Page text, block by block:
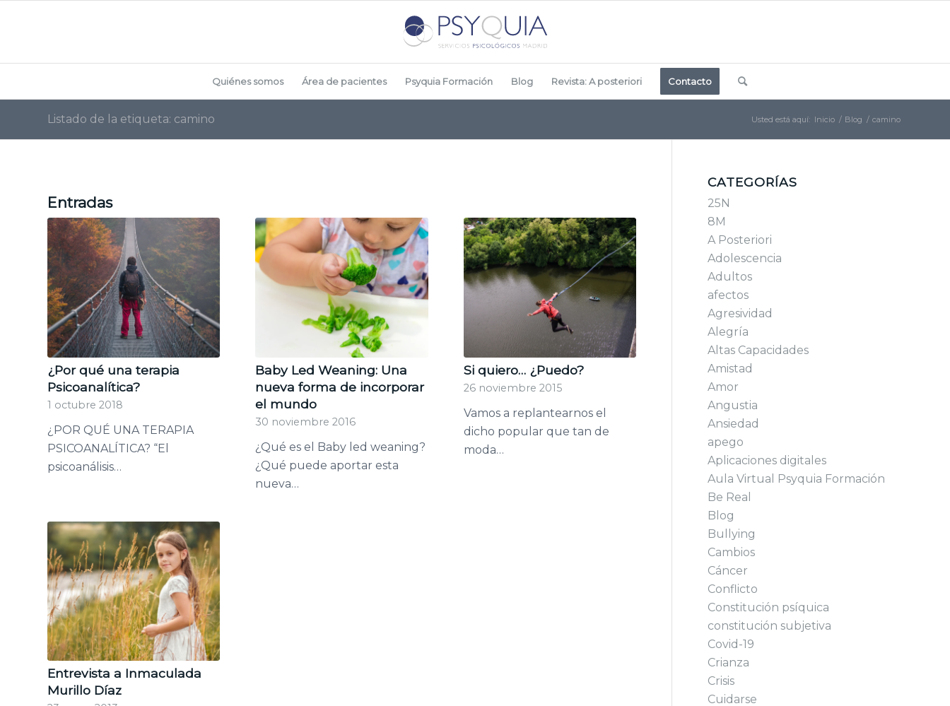
Quiénes somos Área de pacientes Psyquia Formación Blog Revista: A posteriori Contacto
Listado de la etiqueta: camino Usted está aquí: Inicio / Blog / camino
Entradas
¿Por qué una terapia
Psicoanalítica?
1 octubre 2018
¿POR QUÉ UNA TERAPIA
PSICOANALÍTICA? “El
psicoanálisis…
Baby Led Weaning: Una
nueva forma de incorporar
el mundo
30 noviembre 2016
¿Qué es el Baby led weaning?
¿Qué puede aportar esta
nueva…
Si quiero… ¿Puedo?
26 noviembre 2015
Vamos a replantearnos el
dicho popular que tan de
moda…
Entrevista a Inmaculada
Murillo Díaz
CATEGORÍAS
25N
8M
A Posteriori
Adolescencia
Adultos
afectos
Agresividad
Alegría
Altas Capacidades
Amistad
Amor
Angustia
Ansiedad
apego
Aplicaciones digitales
Aula Virtual Psyquia Formación
Be Real
Blog
Bullying
Cambios
Cáncer
Conflicto
Constitución psíquica
constitución subjetiva
Covid-19
Crianza
Crisis
Cuidarse